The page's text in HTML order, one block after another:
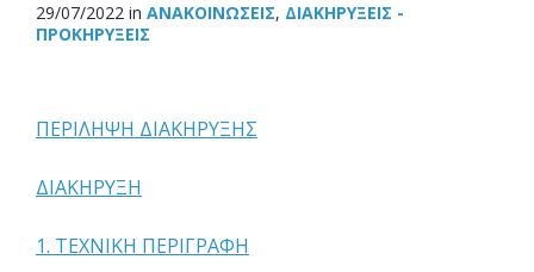
29/07/2022 in ΑΝΑΚOΙΝΏΣΕΙΣ, ΔΙΑΚΗΡΎΞΕΙΣ -
ΠΡΟΚΗΡΎΞΕΙΣ
ΠΕΡΙΛΗΨΗ ΔΙΑΚΗΡΥΞΗΣ
ΔΙΑΚΗΡΥΞΗ
1. ΤΕΧΝΙΚΗ ΠΕΡΙΓΡΑΦΗ